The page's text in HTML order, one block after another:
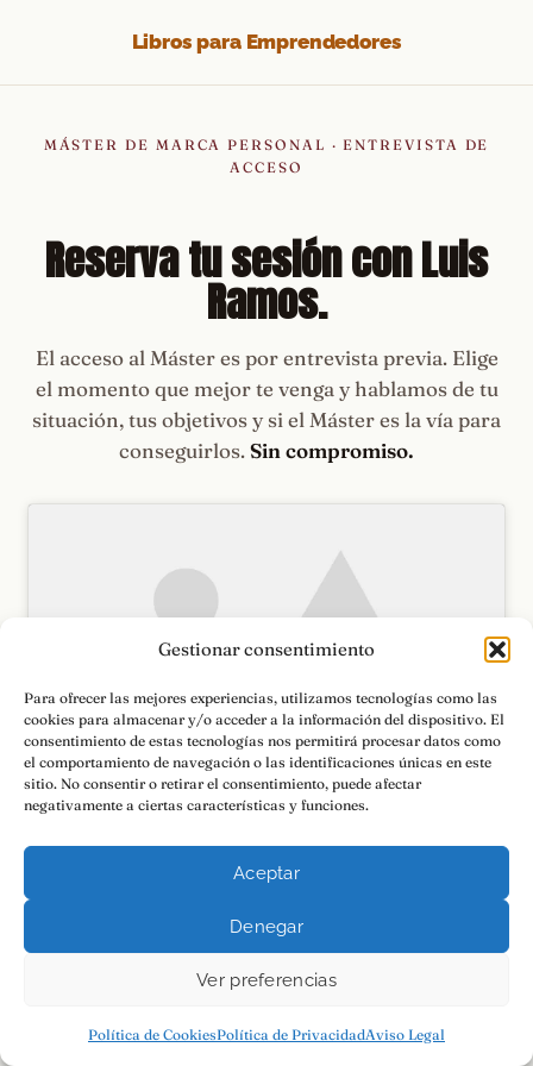
Gestionar consentimiento
Para ofrecer las mejores experiencias, utilizamos tecnologías como las
cookies para almacenar y/o acceder a la información del dispositivo. El
consentimiento de estas tecnologías nos permitirá procesar datos como
el comportamiento de navegación o las identificaciones únicas en este
sitio. No consentir o retirar el consentimiento, puede afectar
negativamente a ciertas características y funciones.
Aceptar
Denegar
Ver preferencias
Política de CookiesPolítica de PrivacidadAviso Legal
Libros para Emprendedores
MÁSTER DE MARCA PERSONAL · ENTREVISTA DE
ACCESO
Reserva tu sesión con Luis
Ramos.
El acceso al Máster es por entrevista previa. Elige
el momento que mejor te venga y hablamos de tu
situación, tus objetivos y si el Máster es la vía para
conseguirlos.Sin compromiso.
Haz clic para aceptar cookies de
marketing y permitir este contenido